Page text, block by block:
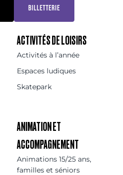
BILLETTERIE
ACTIVITÉS DE LOISIRS
Activités à l’année
Espaces ludiques
Skatepark
ANIMATION ET
ACCOMPAGNEMENT
Animations 15/25 ans,
familles et séniors